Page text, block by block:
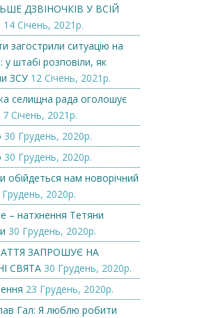
ДЗВІНОЧКІВ У ВСІЙ
14 Січень, 2021р.
загострили ситуацію на
у штабі розповіли, як
ЗСУ 12 Січень, 2021р.
селищна рада оголошує
7 Січень, 2021р.
30 Грудень, 2020р.
30 Грудень, 2020р.
обійдеться нам новорічний
Грудень, 2020р.
– натхнення Тетяни
30 Грудень, 2020р.
ЗАПРОШУЄ НА
СВЯТА 30 Грудень, 2020р.
23 Грудень, 2020р.
Гал: Я люблю робити